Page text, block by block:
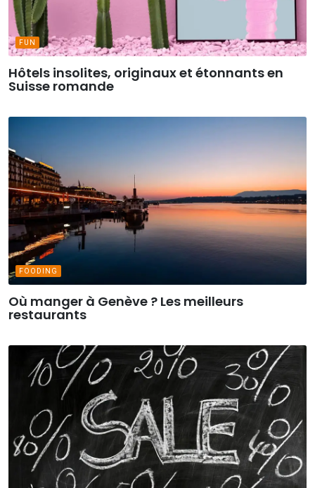
FUN
Hôtels insolites, originaux et étonnants en
Suisse romande
FOODING
Où manger à Genève ? Les meilleurs
restaurants